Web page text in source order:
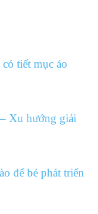
tiết mục áo
Xu hướng giải
để bé phát triển